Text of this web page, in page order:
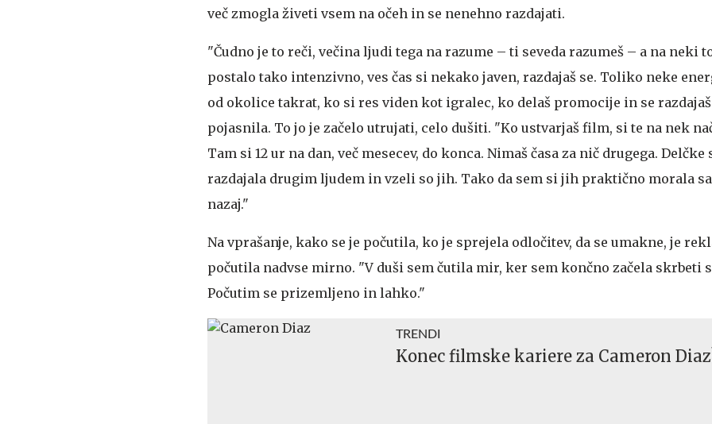
več zmogla živeti vsem na očeh in se nenehno razdajati.
"Čudno je to reči, večina ljudi tega na razume – ti seveda razumeš – a na neki
postalo tako intenzivno, ves čas si nekako javen, razdajaš se. Toliko neke
od okolice takrat, ko si res viden kot igralec, ko delaš promocije in se
pojasnila. To jo je začelo utrujati, celo dušiti. "Ko ustvarjaš film, si te na nek
Tam si 12 ur na dan, več mesecev, do konca. Nimaš časa za nič drugega. Delčke
razdajala drugim ljudem in vzeli so jih. Tako da sem si jih praktično morala
nazaj."
Na vprašanje, kako se je počutila, ko je sprejela odločitev, da se umakne, je
počutila nadvse mirno. "V duši sem čutila mir, ker sem končno začela skrbeti
Počutim se prizemljeno in lahko."
TRENDI
Konec filmske kariere za Cameron